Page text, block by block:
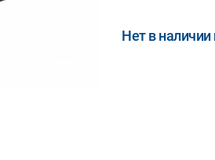
Нет в наличии